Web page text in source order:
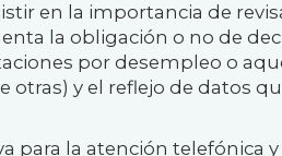
en la importancia de
la obligación o no de
por desempleo o
y el reflejo de datos
para la atención telefónica y